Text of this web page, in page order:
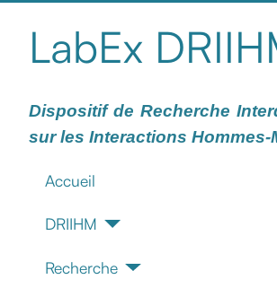
LabEx
Dispositif de Recherche
sur les Interactions Hommes-
Accueil
DRIIHM
Recherche